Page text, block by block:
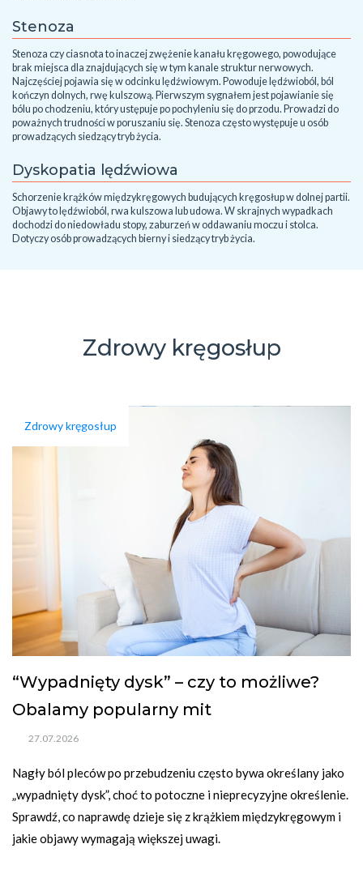
Stenoza
Stenoza czy ciasnota to inaczej zwężenie kanału kręgowego, powodujące
brak miejsca dla znajdujących się w tym kanale struktur nerwowych.
Najczęściej pojawia się w odcinku lędźwiowym. Powoduje lędźwioból, ból
kończyn dolnych, rwę kulszową. Pierwszym sygnałem jest pojawianie się
bólu po chodzeniu, który ustępuje po pochyleniu się do przodu. Prowadzi do
poważnych trudności w poruszaniu się. Stenoza często występuje u osób
prowadzących siedzący tryb życia.
Dyskopatia lędźwiowa
Schorzenie krążków międzykręgowych budujących kręgosłup w dolnej partii.
Objawy to lędźwioból, rwa kulszowa lub udowa. W skrajnych wypadkach
dochodzi do niedowładu stopy, zaburzeń w oddawaniu moczu i stolca.
Dotyczy osób prowadzących bierny i siedzący tryb życia.
Zdrowy kręgosłup
Zdrowy kręgosłup
“Wypadnięty dysk” – czy to możliwe?
Obalamy popularny mit
27.07.2026
Nagły ból pleców po przebudzeniu często bywa określany jako
„wypadnięty dysk”, choć to potoczne i nieprecyzyjne określenie.
Sprawdź, co naprawdę dzieje się z krążkiem międzykręgowym i
jakie objawy wymagają większej uwagi.